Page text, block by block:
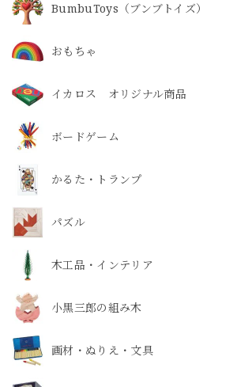
BumbuToys（ブンブトイズ）
おもちゃ
イカロス オリジナル商品
ボードゲーム
かるた・トランプ
パズル
木工品・インテリア
小黒三郎の組み木
画材・ぬりえ・文具